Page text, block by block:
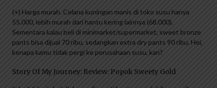
(+) Harga murah. Celana kuningan manis di toko susu hanya
55.000, lebih murah dari hantu kering lainnya (68.000).
Sementara kalau beli di minimarket/supermarket, sweet bronze
pants bisa dijual 70 ribu, sedangkan extra dry pants 90 ribu. Hei,
kenapa kamu tidak pergi ke perusahaan susu, kan?
Story Of My Journey: Review: Popok Sweety Gold